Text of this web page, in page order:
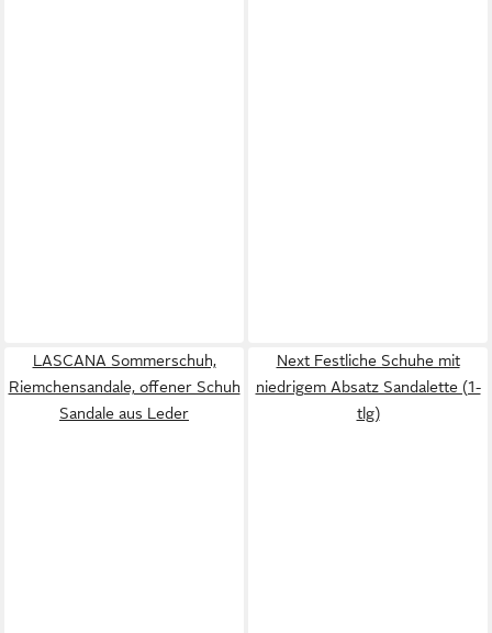
LASCANA Sommerschuh,
Riemchensandale, offener Schuh
Sandale aus Leder
Next Festliche Schuhe mit
niedrigem Absatz Sandalette (1-
tlg)